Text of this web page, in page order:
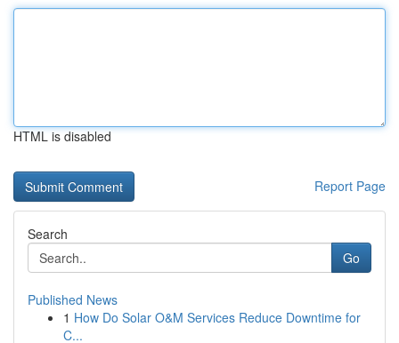
HTML is disabled
Report Page
Search
Go
Published News
1 How Do Solar O&M Services Reduce Downtime for
C...